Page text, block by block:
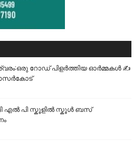
റോഡ് പിളർത്തിയ ഓർമ്മകൾ ✍️
എൽ പി സ്കൂളിൽ സ്കൂൾ ബസ്